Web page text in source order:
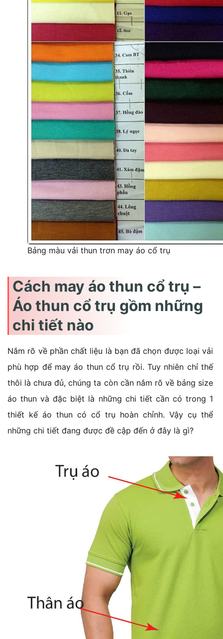
Bảng màu vải thun trơn may áo cổ trụ
Cách may áo thun cổ trụ –
Áo thun cổ trụ gồm những
chi tiết nào
Nắm rõ về phần chất liệu là bạn đã chọn được loại vải
phù hợp để may áo thun cổ trụ rồi. Tuy nhiên chỉ thế
thôi là chưa đủ, chúng ta còn cần nắm rõ về bảng size
áo thun và đặc biệt là những chi tiết cần có trong 1
thiết kế áo thun có cổ trụ hoàn chỉnh. Vậy cụ thể
những chi tiết đang được đề cập đến ở đây là gì?